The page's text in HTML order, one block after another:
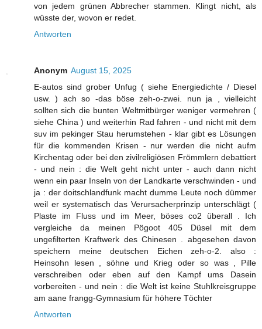
von jedem grünen Abbrecher stammen. Klingt nicht, als
wüsste der, wovon er redet.
Antworten
Anonym August 15, 2025
E-autos sind grober Unfug ( siehe Energiedichte / Diesel
usw. ) ach so -das böse zeh-o-zwei. nun ja , vielleicht
sollten sich die bunten Weltmitbürger weniger vermehren (
siehe China ) und weiterhin Rad fahren - und nicht mit dem
suv im pekinger Stau herumstehen - klar gibt es Lösungen
für die kommenden Krisen - nur werden die nicht aufm
Kirchentag oder bei den zivilreligiösen Frömmlern debattiert
- und nein : die Welt geht nicht unter - auch dann nicht
wenn ein paar Inseln von der Landkarte verschwinden - und
ja : der doitschlandfunk macht dumme Leute noch dümmer
weil er systematisch das Verursacherprinzip unterschlägt (
Plaste im Fluss und im Meer, böses co2 überall . Ich
vergleiche da meinen Pögoot 405 Düsel mit dem
ungefilterten Kraftwerk des Chinesen . abgesehen davon
speichern meine deutschen Eichen zeh-o-2. also :
Heinsohn lesen , söhne und Krieg oder so was , Pille
verschreiben oder eben auf den Kampf ums Dasein
vorbereiten - und nein : die Welt ist keine Stuhlkreisgruppe
am aane frangg-Gymnasium für höhere Töchter
Antworten